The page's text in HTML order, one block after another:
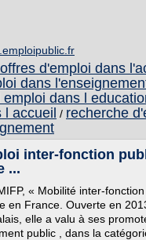
offres d'emploi dans
dans
dans l
accueil / recherche
inter-fonction
...
« Mobilité inter-fonction
en France. Ouverte en
elle a valu à ses
public , dans la